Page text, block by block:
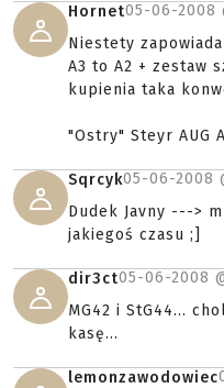
Hornet05-06-2008
Niestety
A3 to A2 + zestaw
kupienia taka
"Ostry" Steyr AUG
Sqrcyk05-06-2008
Dudek Javny --->
jakiegoś czasu ;]
dir3ct05-06-2008
MG42 i StG44...
kasę...
lemonzawodowiec